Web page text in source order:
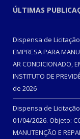
ÚLTIMAS
Dispensa de Licitação
EMPRESA PARA
AR CONDICIONADO,
INSTITUTO DE
de 2026
Dispensa de
01/04/2026. Objeto:
MANUTENÇÃO E